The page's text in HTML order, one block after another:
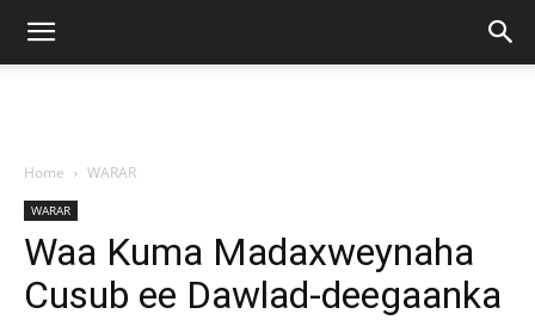
Home WARAR
WARAR
Waa Kuma Madaxweynaha
Cusub ee Dawlad-deegaanka